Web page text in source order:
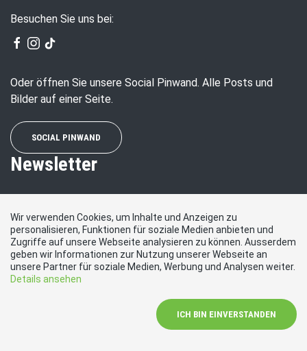
Besuchen Sie uns bei:
Oder öffnen Sie unsere Social Pinwand. Alle Posts und
Bilder auf einer Seite.
SOCIAL PINWAND
Newsletter
informiert werden wollen, abonnieren Sie hier unseren
Newsletter.
E-Mail
Wir verwenden Cookies, um Inhalte und Anzeigen zu
personalisieren, Funktionen für soziale Medien anbieten und
Zugriffe auf unsere Webseite analysieren zu können. Ausserdem
geben wir Informationen zur Nutzung unserer Webseite an
unsere Partner für soziale Medien, Werbung und Analysen weiter.
Details ansehen
ICH BIN EINVERSTANDEN